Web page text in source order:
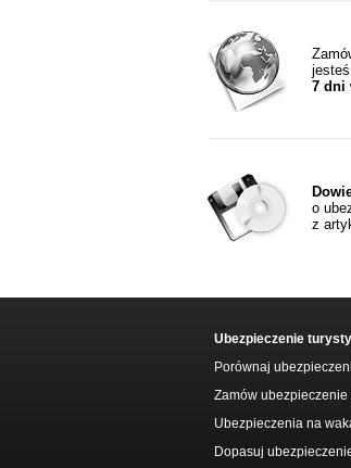
7 dni
o
z
Ubezpieczenie
Porównaj
Zamów ubezpieczenie
Ubezpieczenia na
Dopasuj